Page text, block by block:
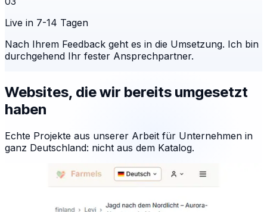
Live in 7-14 Tagen
Nach Ihrem Feedback geht es in die Umsetzung. Ich bin
durchgehend Ihr fester Ansprechpartner.
Websites, die wir bereits umgesetzt
haben
Echte Projekte aus unserer Arbeit für Unternehmen in
ganz Deutschland: nicht aus dem Katalog.